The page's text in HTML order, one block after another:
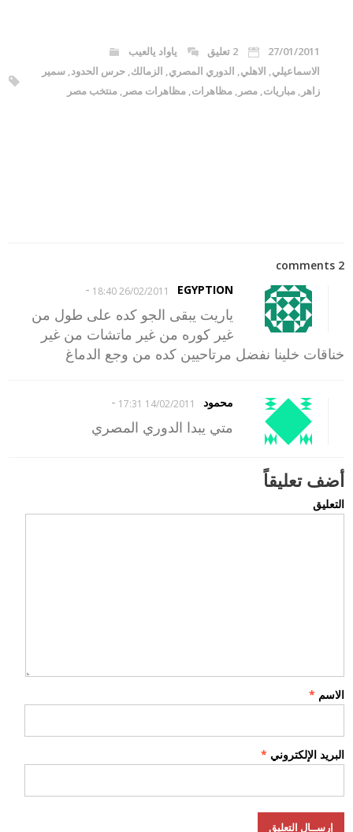
27/01/2011 2 تعليق
ياواد يالعيب
الاسماعيلي, الاهلي, الدوري المصري, الزمالك,حرس الحدود,سمير
زاهر ,مباريات,مصر ,مظاهرات,مظاهرات مصر ,منتخب مصر
2 comments
EGYPTION
26/02/2011 18:40
-
ياريت يبقى الجو كده على طول من
غير كوره من غير ماتشات من غير
خناقات خلينا نفضل مرتاحيين كده من وجع الدماغ
محمود 14/02/2011 17:31
-
متي يبدا الدوري المصري
أضف تعليقاً
التعليق
الاسم *
البريد الإلكتروني *